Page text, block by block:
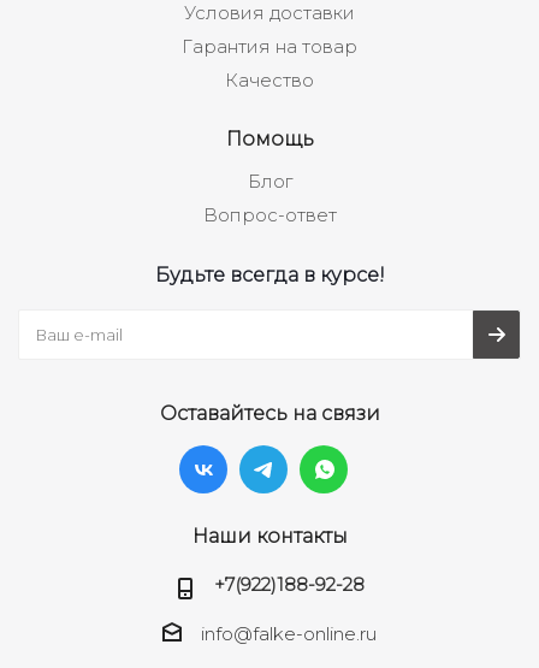
Условия доставки
Гарантия на товар
Качество
Помощь
Блог
Вопрос-ответ
Будьте всегда в курсе!
Оставайтесь на связи
Наши контакты
+7(922)188-92-28
info@falke-online.ru